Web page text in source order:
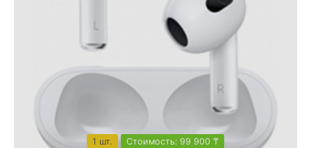
1 шт. Стоимость: 99 900 ₸